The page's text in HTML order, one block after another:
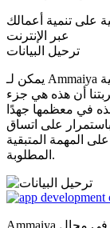
على تنمية أعمالك
عبر الإنترنت
ترحيل البيانات
يمكن لـ Ammaiya التعامل مع عملية الترحيل بأكملها من المنهجية
أن هذه هي جزء
في معظمها جهدًا
على اتساق
المهمة المتبقية
المطلوبة.
Ammaiya هي واحدة من شركات تطوير الويب الرائدة في مجال